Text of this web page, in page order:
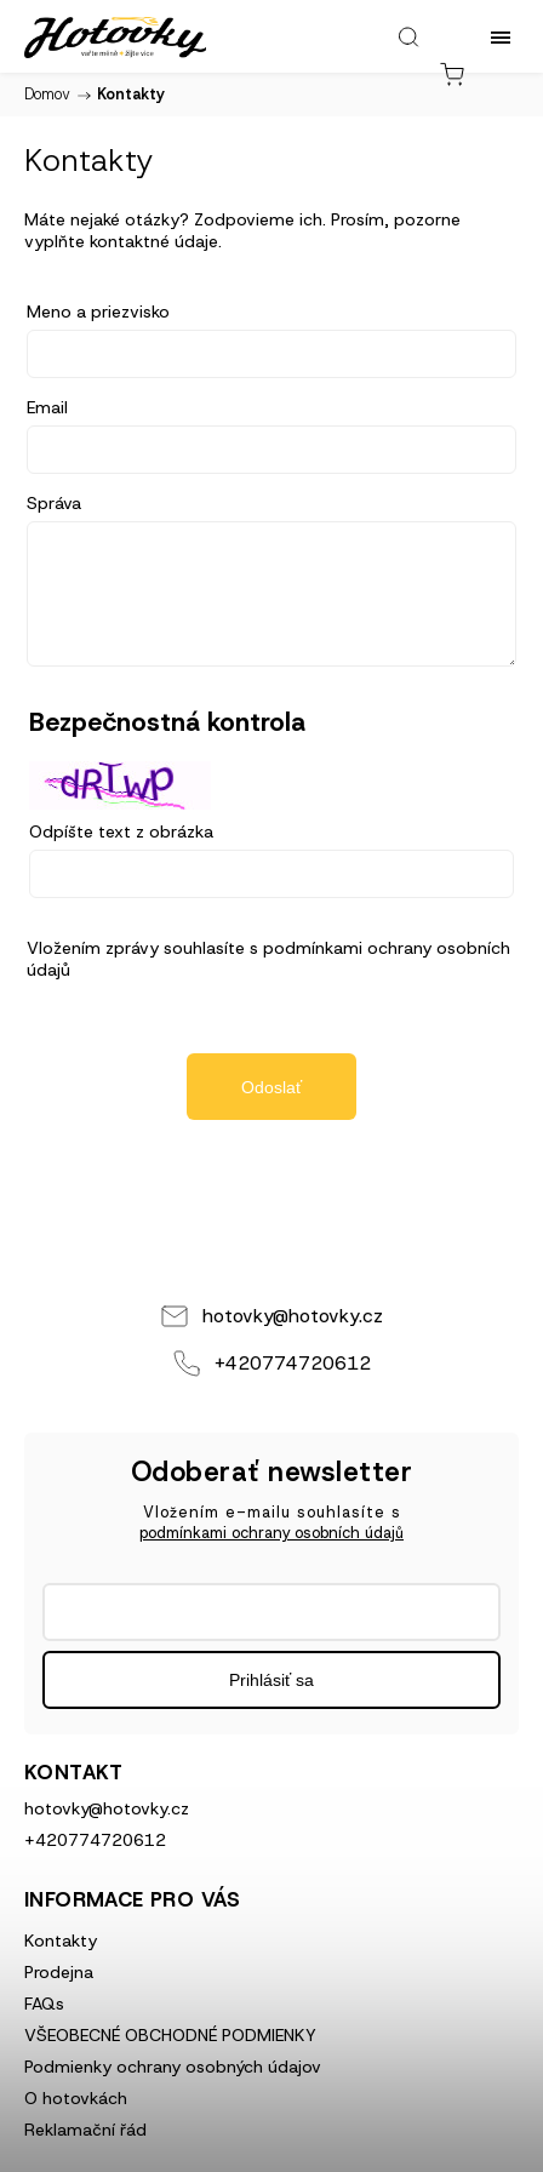
Domov / Kontakty
Kontakty
Máte nejaké otázky? Zodpovieme ich. Prosím, pozorne
vyplňte kontaktné údaje.
Meno a priezvisko
Email
Správa
Bezpečnostná kontrola
Odpíšte text z obrázka
Vložením zprávy souhlasíte s podmínkami ochrany osobních
údajů
Odoslať
hotovky@hotovky.cz
+420774720612
KONTAKT
hotovky@hotovky.cz
+420774720612
INFORMACE PRO VÁS
Kontakty
Prodejna
FAQs
VŠEOBECNÉ OBCHODNÉ PODMIENKY
Podmienky ochrany osobných údajov
O hotovkách
Reklamační řád
Odoberať newsletter
Vložením e-mailu souhlasíte s
podmínkami ochrany osobních údajů
Prihlásiť sa